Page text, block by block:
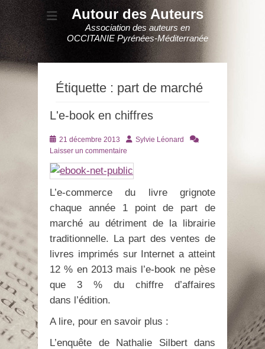
Autour des Auteurs
Association des auteurs en
OCCITANIE Pyrénées-Méditerranée
Étiquette : part de marché
L'e-book en chiffres
Posté
le
21 décembre 2013 AuteurSylvie Léonard
Laisser un commentaire
L’e-commerce du livre grignote
chaque année 1 point de part de
marché au détriment de la librairie
traditionnelle. La part des ventes de
livres imprimés sur Internet a atteint
12 % en 2013 mais l’e-book ne pèse
que 3 % du chiffre d’affaires
dans l’édition.
A lire, pour en savoir plus :
L’enquête de Nathalie Silbert dans